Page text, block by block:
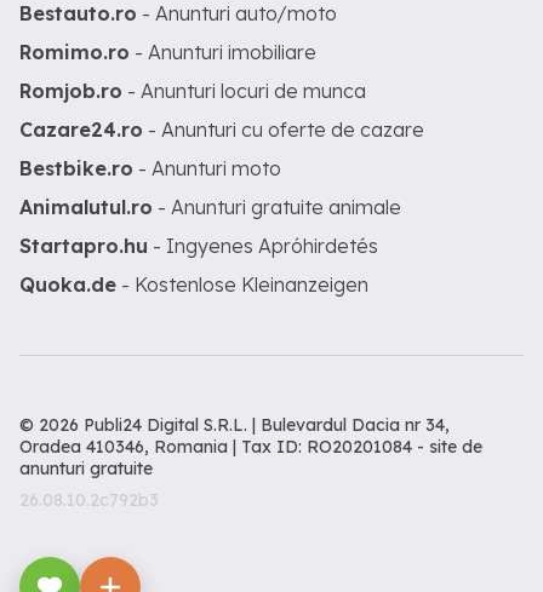
Bestauto.ro - Anunturi auto/moto
Romimo.ro - Anunturi imobiliare
Romjob.ro - Anunturi locuri de munca
Cazare24.ro - Anunturi cu oferte de cazare
Bestbike.ro - Anunturi moto
Animalutul.ro - Anunturi gratuite animale
Startapro.hu - Ingyenes Apróhirdetés
Quoka.de - Kostenlose Kleinanzeigen
© 2026 Publi24 Digital S.R.L. | Bulevardul Dacia nr 34,
Oradea 410346, Romania | Tax ID: RO20201084 - site de
anunturi gratuite
26.08.10.2c792b3